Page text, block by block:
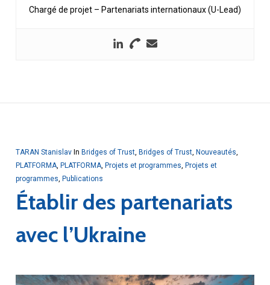
Chargé de projet – Partenariats internationaux (U-Lead)
TARAN Stanislav In Bridges of Trust, Bridges of Trust, Nouveautés
PLATFORMA, PLATFORMA, Projets et programmes Projets et
programmes Publications
Établir des partenariats
avec l’Ukraine